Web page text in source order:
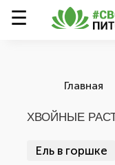
Главная
ХВОЙНЫЕ
Ель в горшке